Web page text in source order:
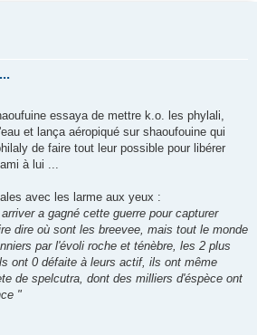
essaya de mettre k.o. les phylali,
et lança aéropiqué sur shaoufouine qui
de faire tout leur possible pour libérer
à lui ...
avec les larme aux yeux :
a gagné cette guerre pour capturer
dire où sont les breevee, mais tout le monde
par l'évoli roche et ténèbre, les 2 plus
ont 0 défaite à leurs actif, ils ont même
de spelcutra, dont des milliers d'éspèce ont
"